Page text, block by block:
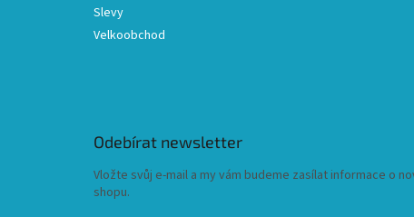
Slevy
Velkoobchod
Odebírat newsletter
Vložte svůj e-mail a my vám budeme zasílat informace o
shopu.